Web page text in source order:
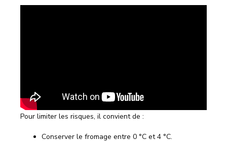
Pour limiter les risques, il convient de :
Conserver le fromage entre 0 °C et 4 °C.